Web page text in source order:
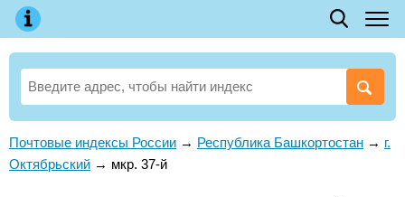
Почтовые индексы России → Республика Башкортостан → г.
Октябрьский → мкр. 37-й